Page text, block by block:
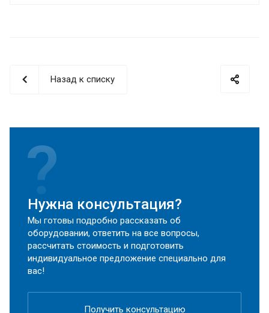
Назад к списку
Нужна консультация?
Мы готовы подробно рассказать об
оборудовании, ответить на все вопросы,
рассчитать стоимость и подготовить
индивидуальное предложение специально для
вас!
Получить консультацию